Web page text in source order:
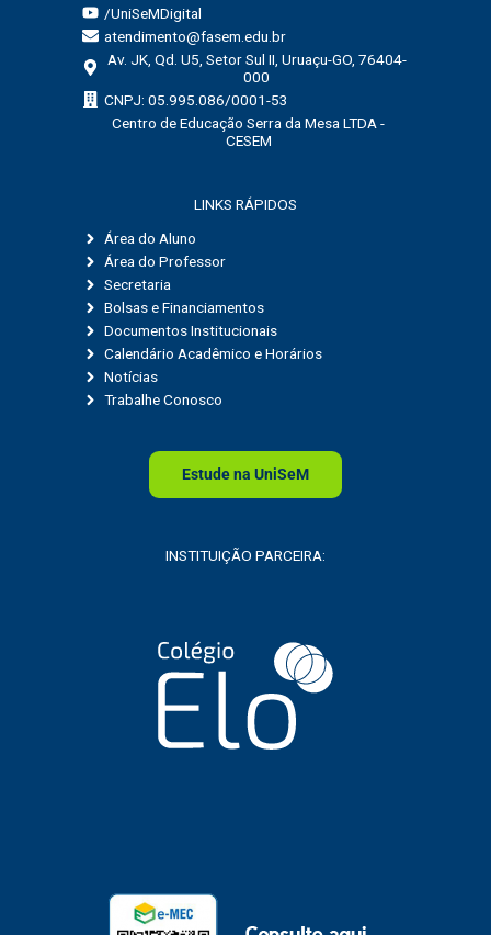
/UniSeMDigital
atendimento@fasem.edu.br
Av. JK, Qd. U5, Setor Sul II, Uruaçu-GO, 76404-
000
CNPJ: 05.995.086/0001-53
Centro de Educação Serra da Mesa LTDA -
CESEM
LINKS RÁPIDOS
Área do Aluno
Área do Professor
Secretaria
Bolsas e Financiamentos
Documentos Institucionais
Calendário Acadêmico e Horários
Notícias
Trabalhe Conosco
Estude na UniSeM
INSTITUIÇÃO PARCEIRA: